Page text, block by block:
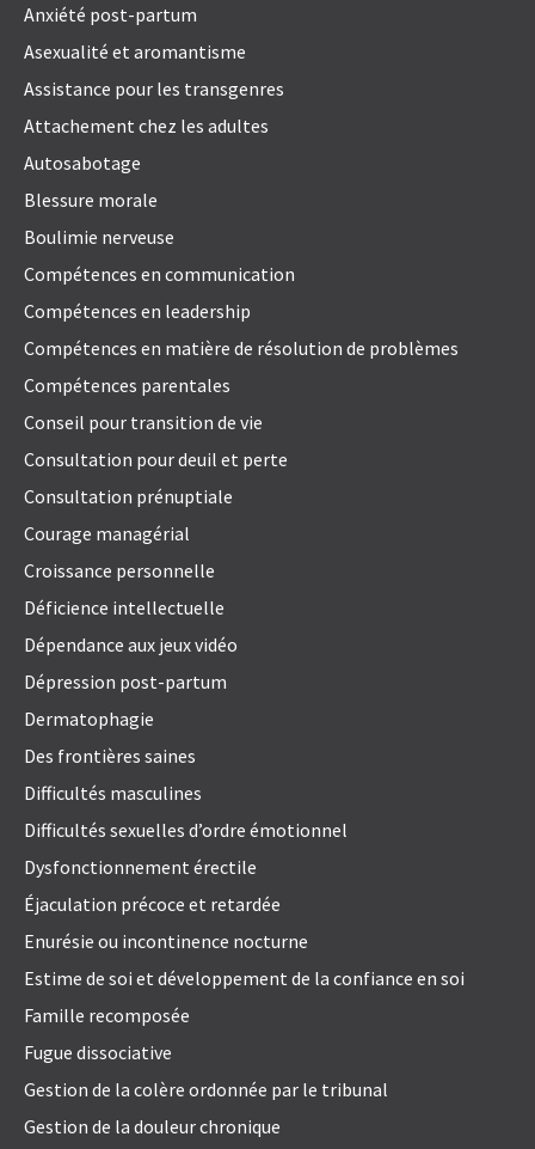
Anxiété post-partum
Asexualité et aromantisme
Assistance pour les transgenres
Attachement chez les adultes
Autosabotage
Blessure morale
Boulimie nerveuse
Compétences en communication
Compétences en leadership
Compétences en matière de résolution de problèmes
Compétences parentales
Conseil pour transition de vie
Consultation pour deuil et perte
Consultation prénuptiale
Courage managérial
Croissance personnelle
Déficience intellectuelle
Dépendance aux jeux vidéo
Dépression post-partum
Dermatophagie
Des frontières saines
Difficultés masculines
Difficultés sexuelles d’ordre émotionnel
Dysfonctionnement érectile
Éjaculation précoce et retardée
Enurésie ou incontinence nocturne
Estime de soi et développement de la confiance en soi
Famille recomposée
Fugue dissociative
Gestion de la colère ordonnée par le tribunal
Gestion de la douleur chronique